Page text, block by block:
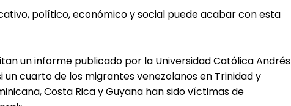
político, económico y social puede acabar con esta
un informe publicado por la Universidad Católica Andrés
un cuarto de los migrantes venezolanos en Trinidad y
Costa Rica y Guyana han sido víctimas de